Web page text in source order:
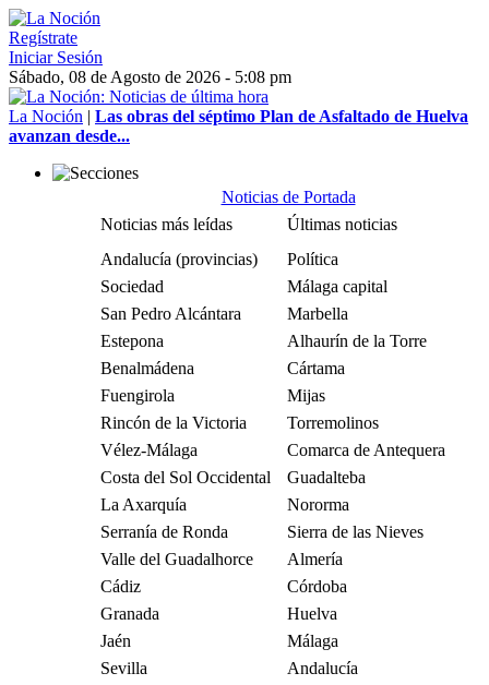
Regístrate
Iniciar Sesión
Sábado, 08 de Agosto de 2026 - 5:08 pm
La Noción | Las obras del séptimo Plan de Asfaltado de Huelva
avanzan desde...
Noticias de Portada
Noticias más leídas
Últimas noticias
Andalucía (provincias)
Política
Sociedad
Málaga capital
San Pedro Alcántara
Marbella
Estepona
Alhaurín de la Torre
Benalmádena
Cártama
Fuengirola
Mijas
Rincón de la Victoria
Torremolinos
Vélez-Málaga
Comarca de Antequera
Costa del Sol Occidental
Guadalteba
La Axarquía
Nororma
Serranía de Ronda
Sierra de las Nieves
Valle del Guadalhorce
Almería
Cádiz
Córdoba
Granada
Huelva
Jaén
Málaga
Sevilla
Andalucía